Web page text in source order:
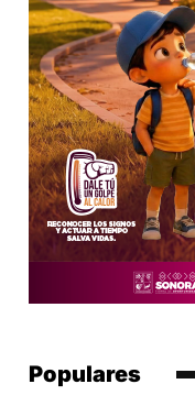
Populares